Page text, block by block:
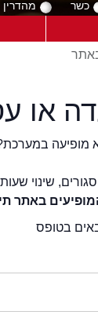
כשר מהדרין
או
מופיעה
שינוי
באתר
בטופס